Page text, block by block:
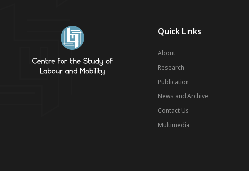
Quick Links
About
Research
Publication
News and Archive
Contact Us
Multimedia